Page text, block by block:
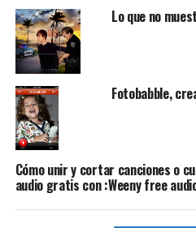
Lo que no
Fotobabble,
Cómo unir y cortar canciones o
audio gratis con :Weeny free